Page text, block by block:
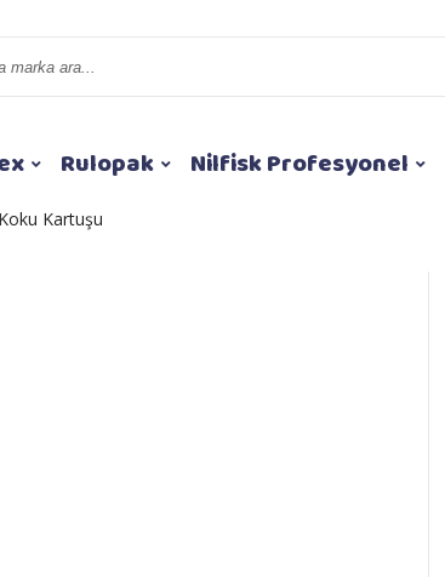
Rulopak Nilfisk Profesyonel
Kartuşu